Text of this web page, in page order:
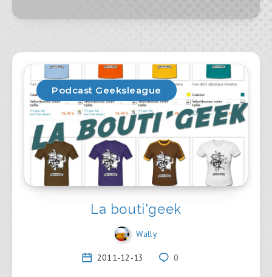
Podcast Geeksleague
La bouti'geek
Wally
2011-12-13 0